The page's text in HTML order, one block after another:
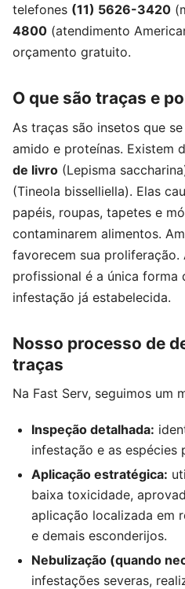
telefones (11) 5626-3420
4800 (atendimento
orçamento gratuito.
O que são traças e
As traças são insetos que
amido e proteínas. Existem
de livro (Lepisma
(Tineola bisselliella). Elas
papéis, roupas, tapetes e
contaminarem alimentos.
favorecem sua proliferação.
profissional é a única forma
infestação já estabelecida.
Nosso processo de
traças
Na Fast Serv, seguimos um
Inspeção detalhada:
infestação e as espécies
Aplicação estratégica:
baixa toxicidade,
aplicação localizada em
e demais esconderijos.
Nebulização (quando
infestações severas,